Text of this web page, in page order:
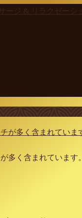
多く含まれています